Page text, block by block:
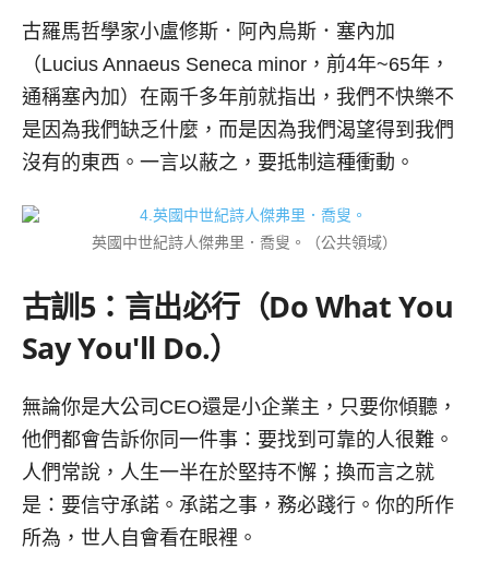
古羅馬哲學家小盧修斯．阿內烏斯．塞內加
（Lucius Annaeus Seneca minor，前4年~65年，
通稱塞內加）在兩千多年前就指出，我們不快樂不
是因為我們缺乏什麼，而是因為我們渴望得到我們
沒有的東西。一言以蔽之，要抵制這種衝動。
英國中世紀詩人傑弗里．喬叟。（公共領域）
古訓5：言出必行（Do What You
Say You'll Do.）
無論你是大公司CEO還是小企業主，只要你傾聽，
他們都會告訴你同一件事：要找到可靠的人很難。
人們常說，人生一半在於堅持不懈；換而言之就
是：要信守承諾。承諾之事，務必踐行。你的所作
所為，世人自會看在眼裡。